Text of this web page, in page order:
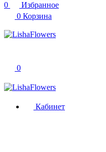
0
Избранное
0 Корзина
0
Кабинет